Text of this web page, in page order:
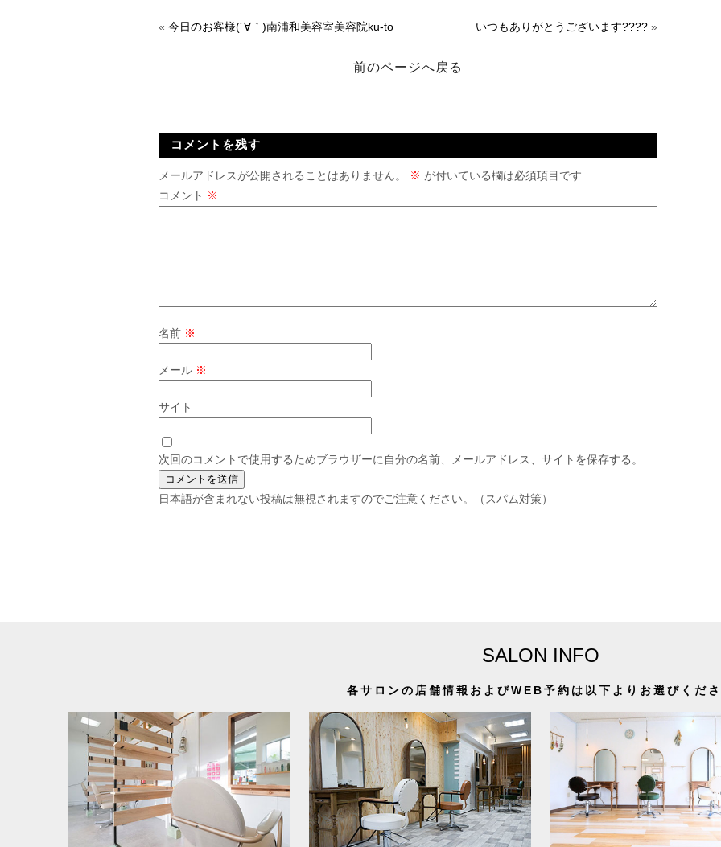
« 今日のお客様(´∀｀)南浦和美容室美容院ku-to いつもありがとうございます???? »
前のページへ戻る
コメントを残す
メールアドレスが公開されることはありません。 ※ が付いている欄は必須項目です
コメント ※
名前 ※
メール ※
サイト
次回のコメントで使用するためブラウザーに自分の名前、メールアドレス、サイトを保存する。
日本語が含まれない投稿は無視されますのでご注意ください。（スパム対策）
SALON INFO
各サロンの店舗情報およびWEB予約は以下よりお選びくだ